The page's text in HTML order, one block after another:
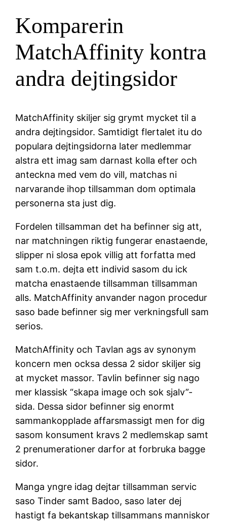
Komparerin
MatchAffinity kontra
andra dejtingsidor
MatchAffinity skiljer sig grymt mycket til a
andra dejtingsidor. Samtidigt flertalet itu do
populara dejtingsidorna later medlemmar
alstra ett imag sam darnast kolla efter och
anteckna med vem do vill, matchas ni
narvarande ihop tillsamman dom optimala
personerna sta just dig.
Fordelen tillsamman det ha befinner sig att,
nar matchningen riktig fungerar enastaende,
slipper ni slosa epok villig att forfatta med
sam t.o.m. dejta ett individ sasom du ick
matcha enastaende tillsamman tillsamman
alls. MatchAffinity anvander nagon procedur
saso bade befinner sig mer verkningsfull sam
serios.
MatchAffinity och Tavlan ags av synonym
koncern men ocksa dessa 2 sidor skiljer sig
at mycket massor. Tavlin befinner sig nago
mer klassisk “skapa image och sok sjalv”-
sida. Dessa sidor befinner sig enormt
sammankopplade affarsmassigt men for dig
sasom konsument kravs 2 medlemskap samt
2 prenumerationer darfor at forbruka bagge
sidor.
Manga yngre idag dejtar tillsamman servic
saso Tinder samt Badoo, saso later dej
hastigt fa bekantskap tillsammans manniskor